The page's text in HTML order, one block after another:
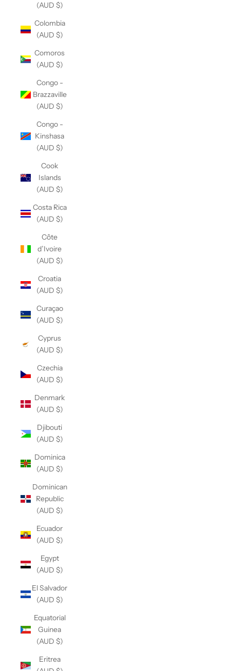
(AUD $)
Colombia
(AUD $)
Comoros
(AUD $)
Congo -
Brazzaville
(AUD $)
Congo -
Kinshasa
(AUD $)
Cook
Islands
(AUD $)
Costa Rica
(AUD $)
Côte
d’Ivoire
(AUD $)
Croatia
(AUD $)
Curaçao
(AUD $)
Cyprus
(AUD $)
Czechia
(AUD $)
Denmark
(AUD $)
Djibouti
(AUD $)
Dominica
(AUD $)
Dominican
Republic
(AUD $)
Ecuador
(AUD $)
Egypt
(AUD $)
El Salvador
(AUD $)
Equatorial
Guinea
(AUD $)
Eritrea